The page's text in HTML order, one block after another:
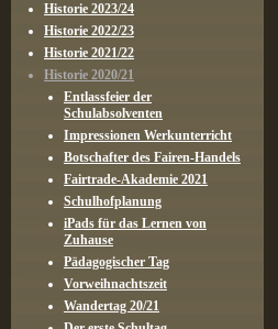
Historie 2023/24
Historie 2022/23
Historie 2021/22
Historie 2020/21
Entlassfeier der
Schulabsolventen
Impressionen Werkunterricht
Botschafter des Fairen-Handels
Fairtrade-Akademie 2021
Schulhofplanung
iPads für das Lernen von
Zuhause
Pädagogischer Tag
Vorweihnachtszeit
Wandertag 20/21